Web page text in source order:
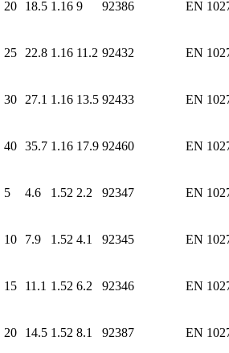
20 18.5 1.16 9 92386 EN
25 22.8 1.16 11.2 92432 EN
30 27.1 1.16 13.5 92433 EN
40 35.7 1.16 17.9 92460 EN
5 4.6 1.52 2.2 92347 EN
10 7.9 1.52 4.1 92345 EN
15 11.1 1.52 6.2 92346 EN
20 14.5 1.52 8.1 92387 EN